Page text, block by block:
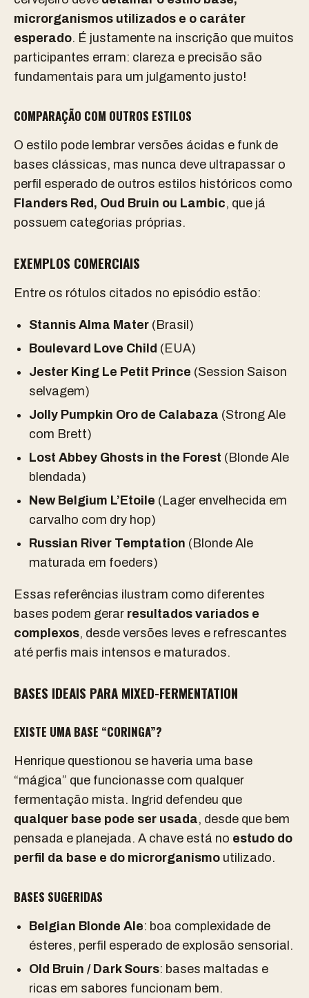
microrganismos utilizados e o caráter
esperado. É justamente na inscrição que muitos
participantes erram: clareza e precisão são
fundamentais para um julgamento justo!
COMPARAÇÃO COM OUTROS ESTILOS
O estilo pode lembrar versões ácidas e funk de
bases clássicas, mas nunca deve ultrapassar o
perfil esperado de outros estilos históricos como
Flanders Red, Oud Bruin ou Lambic, que já
possuem categorias próprias.
EXEMPLOS COMERCIAIS
Entre os rótulos citados no episódio estão:
Stannis Alma Mater (Brasil)
Boulevard Love Child (EUA)
Jester King Le Petit Prince (Session Saison
selvagem)
Jolly Pumpkin Oro de Calabaza (Strong Ale
com Brett)
Lost Abbey Ghosts in the Forest (Blonde Ale
blendada)
New Belgium L’Etoile (Lager envelhecida em
carvalho com dry hop)
Russian River Temptation (Blonde Ale
maturada em foeders)
Essas referências ilustram como diferentes
bases podem gerar resultados variados e
complexos, desde versões leves e refrescantes
até perfis mais intensos e maturados.
BASES IDEAIS PARA MIXED-FERMENTATION
EXISTE UMA BASE “CORINGA”?
Henrique questionou se haveria uma base
“mágica” que funcionasse com qualquer
fermentação mista. Ingrid defendeu que
qualquer base pode ser usada, desde que bem
pensada e planejada. A chave está no estudo do
perfil da base e do microrganismo utilizado.
BASES SUGERIDAS
Belgian Blonde Ale: boa complexidade de
ésteres, perfil esperado de explosão sensorial.
Old Bruin / Dark Sours: bases maltadas e
ricas em sabores funcionam bem.